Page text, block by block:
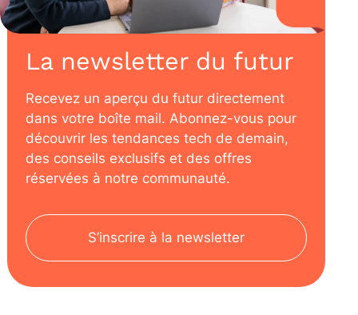
La newsletter du futur
Recevez un aperçu du futur directement
dans votre boîte mail. Abonnez-vous pour
découvrir les tendances tech de demain,
des conseils exclusifs et des offres
réservées à notre communauté.
S’inscrire à la newsletter